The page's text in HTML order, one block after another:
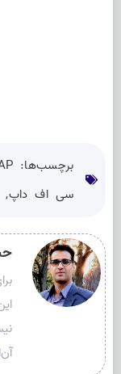
برچسب‌ها:
سی اف داپ,